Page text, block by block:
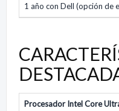
1 año con Dell (opción de
Procesador Intel Core